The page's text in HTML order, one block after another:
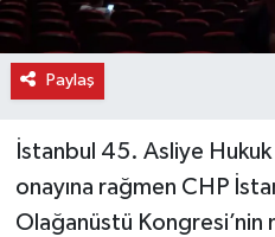
Paylaş
İstanbul 45. Asliye Hukuk
onayına rağmen CHP
Olağanüstü Kongresi’nin